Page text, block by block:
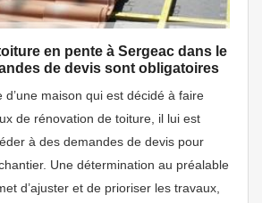
en pente à Sergeac dans le
de devis sont obligatoires
d’une maison qui est décidé à faire
de rénovation de toiture, il lui est
à des demandes de devis pour
Une détermination au préalable
d’ajuster et de prioriser les travaux,